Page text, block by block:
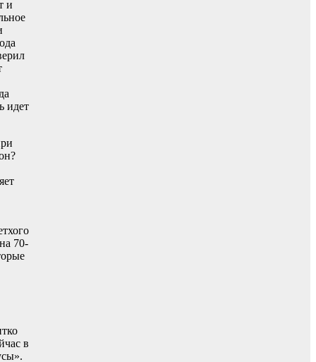
и
идет
70-
в